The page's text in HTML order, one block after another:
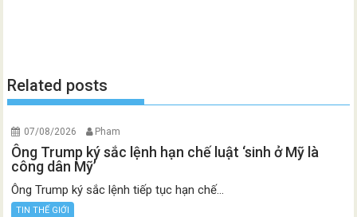
Related posts
07/08/2026 Pham
Ông Trump ký sắc lệnh hạn chế luật ‘sinh ở Mỹ là
công dân Mỹ’
Ông Trump ký sắc lệnh tiếp tục hạn chế...
TIN THẾ GIỚI